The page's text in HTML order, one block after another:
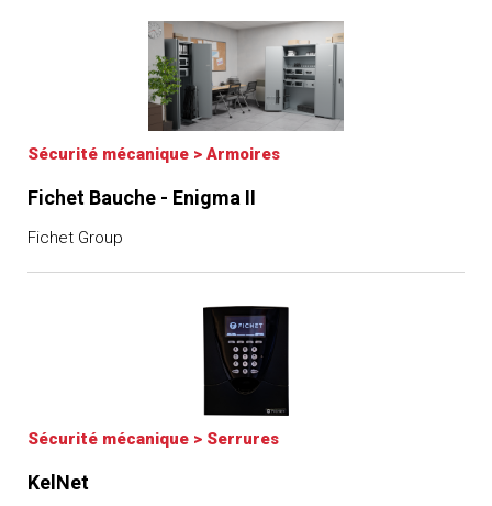
Sécurité mécanique > Armoires
Fichet Bauche - Enigma II
Fichet Group
Sécurité mécanique > Serrures
KelNet